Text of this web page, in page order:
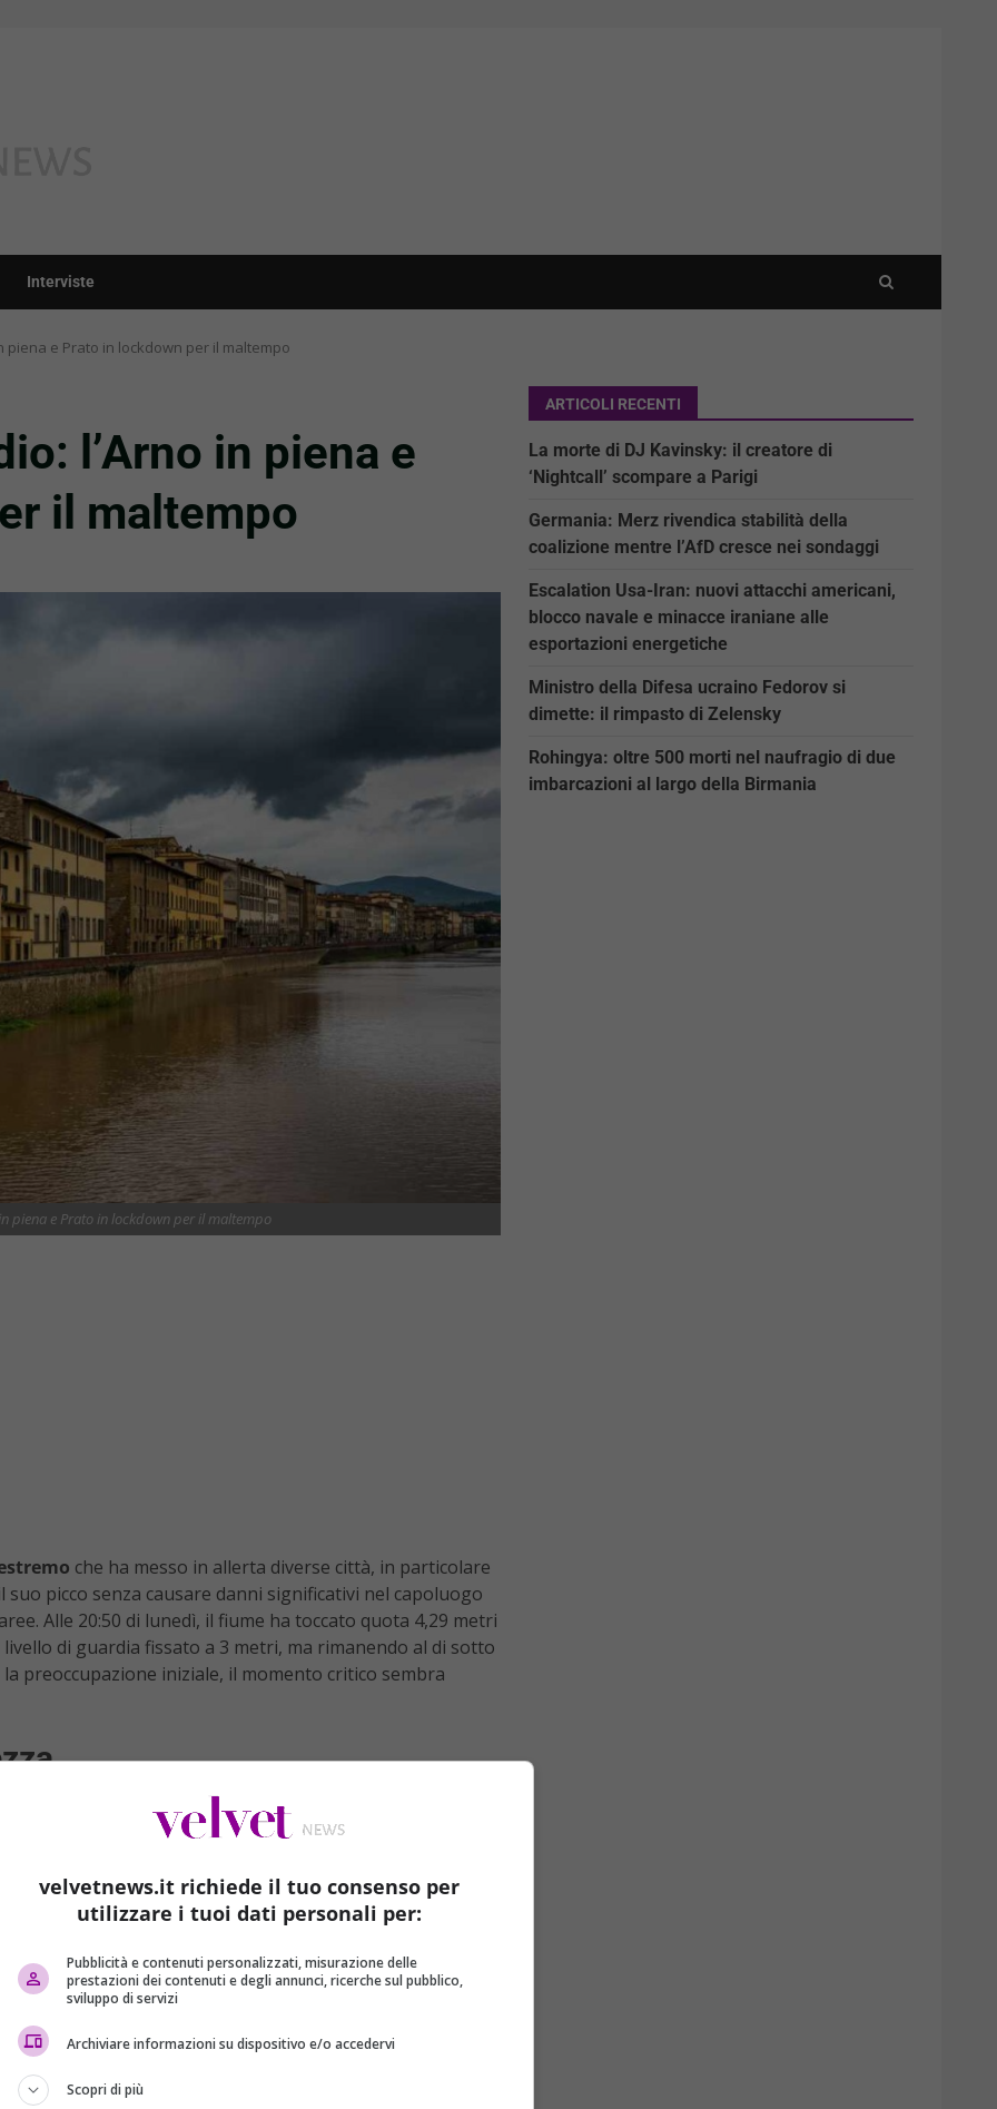
Interviste
piena e Prato in lockdown per il maltempo
l’Arno in piena e
il maltempo
piena e Prato in lockdown per il maltempo
che ha messo in allerta diverse città, in particolare
suo picco senza causare danni significativi nel capoluogo
Alle 20:50 di lunedì, il fiume ha toccato quota 4,29 metri
di guardia fissato a 3 metri, ma rimanendo al di sotto
preoccupazione iniziale, il momento critico sembra
a limitare gli spostamenti e a evitare i ponti,
turisti si sono avventurati nonostante le condizioni
affacciano sull’Arno hanno chiuso le serrande da diverse
il fiume continua a essere monitorato da vicino, con
prossime ore.
guardia, con previsioni di esondazione in alcune aree già
aumentando a causa delle intense precipitazioni, e il
un comunicato per avvisare la popolazione della gravità
ARTICOLI RECENTI
La morte di DJ Kavinsky: il creatore di
‘Nightcall’ scompare a Parigi
Germania: Merz rivendica stabilità della
coalizione mentre l’AfD cresce nei sondaggi
Escalation Usa-Iran: nuovi attacchi americani,
blocco navale e minacce iraniane alle
esportazioni energetiche
Ministro della Difesa ucraino Fedorov si
dimette: il rimpasto di Zelensky
Rohingya: oltre 500 morti nel naufragio di due
imbarcazioni al largo della Birmania
velvetnews.it richiede il tuo consenso per
utilizzare i tuoi dati personali per:
Pubblicità e contenuti personalizzati, misurazione delle
prestazioni dei contenuti e degli annunci, ricerche sul pubblico,
sviluppo di servizi
Archiviare informazioni su dispositivo e/o accedervi
Scopri di più